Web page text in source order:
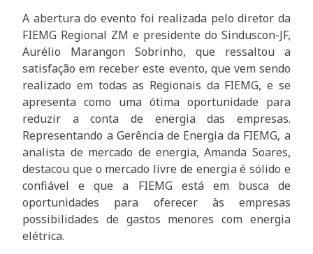
A abertura do evento foi realizada pelo diretor da
FIEMG Regional ZM e presidente do Sinduscon-JF,
Aurélio Marangon Sobrinho, que ressaltou a
satisfação em receber este evento, que vem sendo
realizado em todas as Regionais da FIEMG, e se
apresenta como uma ótima oportunidade para
reduzir a conta de energia das empresas.
Representando a Gerência de Energia da FIEMG, a
analista de mercado de energia, Amanda Soares,
destacou que o mercado livre de energia é sólido e
confiável e que a FIEMG está em busca de
oportunidades para oferecer às empresas
possibilidades de gastos menores com energia
elétrica.